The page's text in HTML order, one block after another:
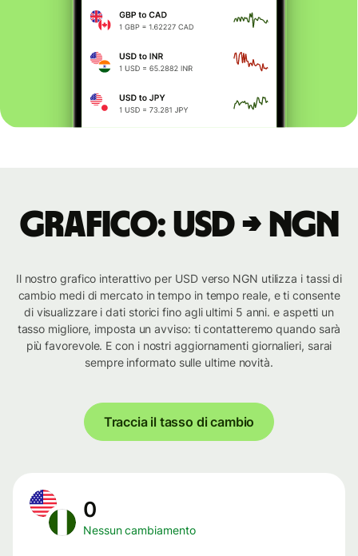
Grafico: USD → NGN
Il nostro grafico interattivo per USD verso NGN utilizza i tassi di
cambio medi di mercato in tempo in tempo reale, e ti consente
di visualizzare i dati storici fino agli ultimi 5 anni. e aspetti un
tasso migliore, imposta un avviso: ti contatteremo quando sarà
più favorevole. E con i nostri aggiornamenti giornalieri, sarai
sempre informato sulle ultime novità.
Traccia il tasso di cambio
0
Nessun cambiamento